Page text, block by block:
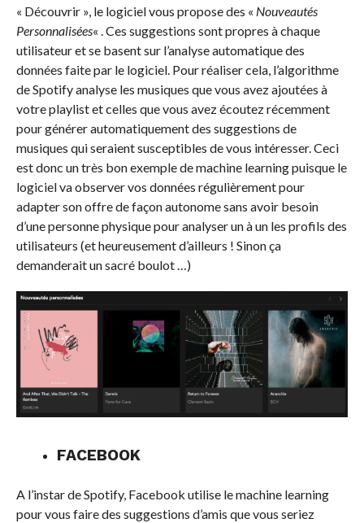
« Découvrir », le logiciel vous propose des « Nouveautés
Personnalisées« . Ces suggestions sont propres à chaque
utilisateur et se basent sur l’analyse automatique des
données faite par le logiciel. Pour réaliser cela, l’algorithme
de Spotify analyse les musiques que vous avez ajoutées à
votre playlist et celles que vous avez écoutez récemment
pour générer automatiquement des suggestions de
musiques qui seraient susceptibles de vous intéresser. Ceci
est donc un très bon exemple de machine learning puisque le
logiciel va observer vos données régulièrement pour
adapter son offre de façon autonome sans avoir besoin
d’une personne physique pour analyser un à un les profils des
utilisateurs (et heureusement d’ailleurs ! Sinon ça
demanderait un sacré boulot …)
FACEBOOK
A l’instar de Spotify, Facebook utilise le machine learning
pour vous faire des suggestions d’amis que vous seriez